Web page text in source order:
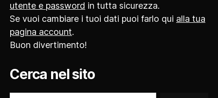
utente e password in tutta sicurezza.
Se vuoi cambiare i tuoi dati puoi farlo qui alla tua
pagina account.
Buon divertimento!
Cerca nel sito